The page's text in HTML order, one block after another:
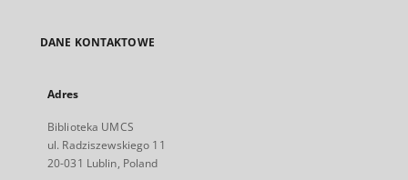
DANE KONTAKTOWE
Adres
Biblioteka UMCS
ul. Radziszewskiego 11
20-031 Lublin, Poland